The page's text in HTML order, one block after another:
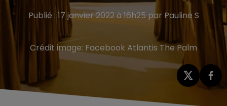
Publié : 17 janvier 2022 à 16h25 par Pauline S
Crédit image: Facebook Atlantis The Palm